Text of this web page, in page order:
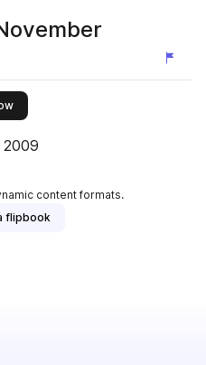
this publisher
2009
content formats.
flipbook